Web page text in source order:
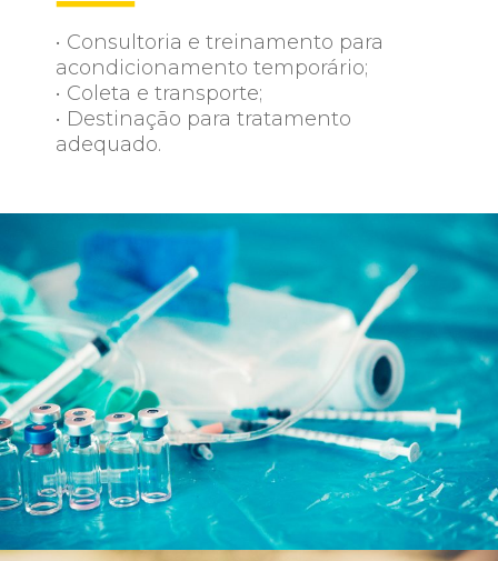
• Consultoria e treinamento para
acondicionamento temporário;
• Coleta e transporte;
• Destinação para tratamento
adequado.